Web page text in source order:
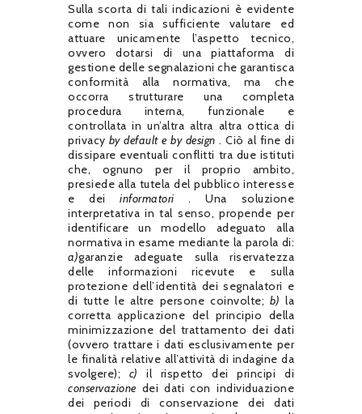
Sulla scorta di tali indicazioni è evidente
come non sia sufficiente valutare ed
attuare unicamente l’aspetto tecnico,
ovvero dotarsi di una piattaforma di
gestione delle segnalazioni che garantisca
conformità alla normativa, ma che
occorra strutturare una completa
procedura interna, funzionale e
controllata in un’altra altra altra ottica di
privacy by default e by design .Ciò al fine di
dissipare eventuali conflitti tra due istituti
che, ognuno per il proprio ambito,
presiede alla tutela del pubblico interesse
e deiinformatori .Una soluzione
interpretativa in tal senso, propende per
identificare un modello adeguato alla
normativa in esame mediante la parola di:
a)garanzie adeguate sulla riservatezza
delle informazioni ricevute e sulla
protezione dell’identità dei segnalatori e
di tutte le altre persone coinvolte;b) la
corretta applicazione del principio della
minimizzazione del trattamento dei dati
(ovvero trattare i dati esclusivamente per
le finalità relative all’attività di indagine da
svolgere); c) il rispetto dei principi di
conservazione dei dati con individuazione
dei periodi di conservazione dei dati